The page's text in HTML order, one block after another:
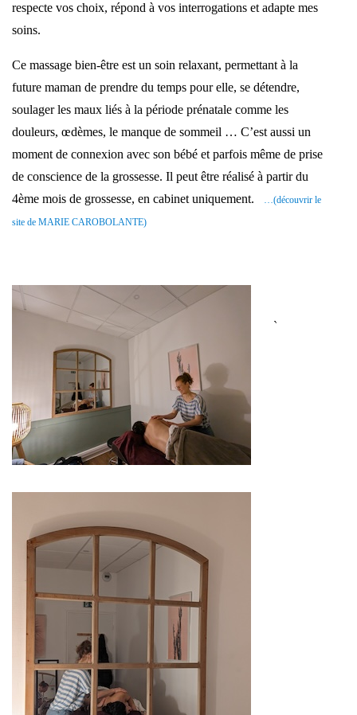
respecte vos choix, répond à vos interrogations et adapte mes
soins.
Ce massage bien-être est un soin relaxant, permettant à la
future maman de prendre du temps pour elle, se détendre,
soulager les maux liés à la période prénatale comme les
douleurs, œdèmes, le manque de sommeil … C’est aussi un
moment de connexion avec son bébé et parfois même de prise
de conscience de la grossesse. Il peut être réalisé à partir du
4ème mois de grossesse, en cabinet uniquement.
…(découvrir le
site de MARIE CAROBOLANTE)
`